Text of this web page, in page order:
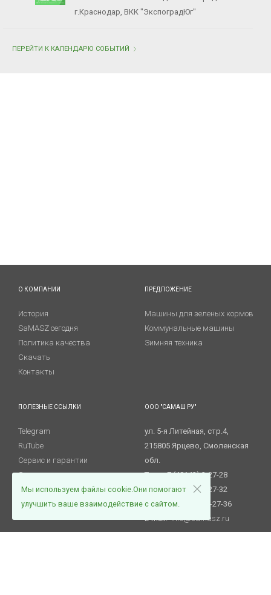
г.Краснодар, ВКК "ЭкспоградЮг"
ПЕРЕЙТИ К КАЛЕНДАРЮ СОБЫТИЙ
О КОМПАНИИ
История
SaMASZ сегодня
Политика качества
Скачать
Контакты
ПРЕДЛОЖЕНИЕ
Машины для зеленых кормов
Коммунальные машины
Зимняя техника
ПОЛЕЗНЫЕ ССЫЛКИ
Telegram
RuTube
Сервис и гарантии
Запасные части
Новости
Вакансии
ООО "САМАШ РУ"
ул. 5-я Литейная, стр.4,
215805 Ярцево, Смоленская
обл.
Тел.: +7 (48143) 3-27-28
Тел.: +7 (48143) 3-27-32
Факс. +7 (48143) 3-27-36
E-mail:info@samasz.ru
Мы используем файлы cookie.Они помогают
улучшить ваше взаимодействие с сайтом.